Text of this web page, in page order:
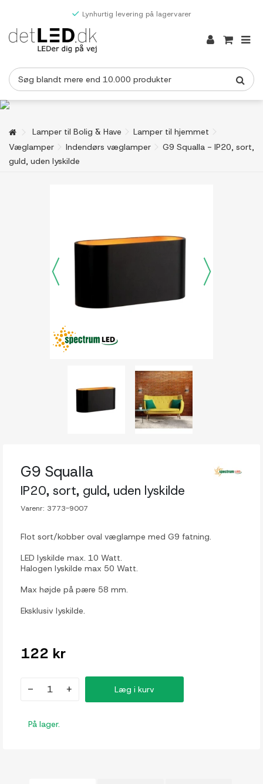
Lynhurtig levering på lagervarer
Lamper til Bolig & Have
Lamper til hjemmet
Væglamper
Indendørs væglamper
G9 Squalla - IP20, sort,
guld, uden lyskilde
G9 Squalla
IP20, sort, guld, uden lyskilde
Varenr: 3773-9007
Flot sort/kobber oval væglampe med G9 fatning.
LED lyskilde max. 10 Watt.
Halogen lyskilde max 50 Watt.
Max højde på pære 58 mm.
Eksklusiv lyskilde.
122 kr
- + Læg i kurv
På lager.